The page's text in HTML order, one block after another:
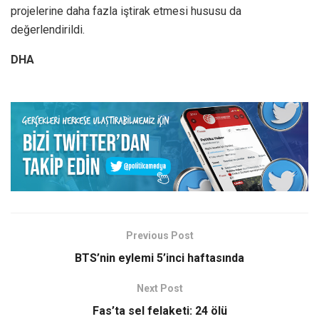
projelerine daha fazla iştirak etmesi hususu da
değerlendirildi.
DHA
Previous Post
BTS’nin eylemi 5’inci haftasında
Next Post
Fas’ta sel felaketi: 24 ölü